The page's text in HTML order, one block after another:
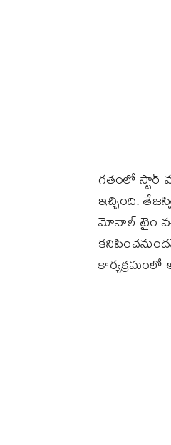
గ‌తంలో స్టార్
ఇచ్చింది.
మోనాల్ టైం
కార్యక్రమంలో